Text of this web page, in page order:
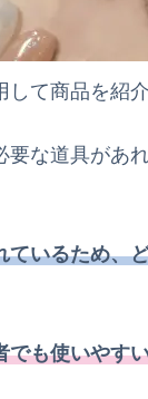
て商品を紹
な道具があ
いるため、
も使いやす